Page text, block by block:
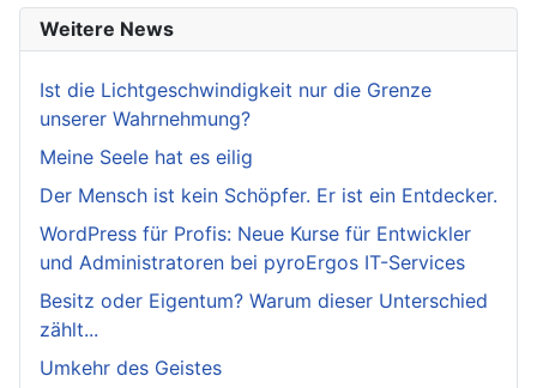
Weitere News
Ist die Lichtgeschwindigkeit nur die Grenze
unserer Wahrnehmung?
Meine Seele hat es eilig
Der Mensch ist kein Schöpfer. Er ist ein Entdecker.
WordPress für Profis: Neue Kurse für Entwickler
und Administratoren bei pyroErgos IT-Services
Besitz oder Eigentum? Warum dieser Unterschied
zählt...
Umkehr des Geistes